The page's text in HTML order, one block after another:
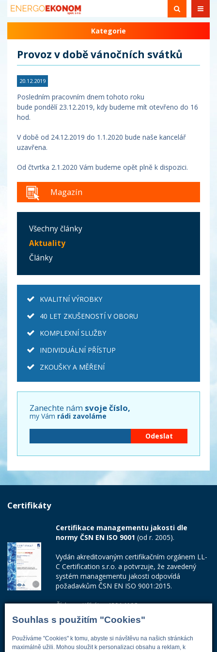
Souhlas s použitím "Cookies"
Používáme "Cookies" k tomu, abyste si návštěvu na našich stránkách
maximálně užili. Mohou sloužit k personalizaci obsahu a reklam, k
Kategorie
Provoz v době vánočních svátků
20.12.2019
Posledním pracovním dnem tohoto roku
bude pondělí 23.12.2019, kdy budeme mít otevřeno do 16
hod.
V době od 24.12.2019 do 1.1.2020 bude naše kancelář
uzavřena.
Od čtvrtka 2.1.2020 Vám budeme opět plně k dispozici.
Magazín
Všechny články
Aktuality
Články
KVALITNÍ VÝROBKY
40 LET ZKUŠENOSTÍ V OBORU
KOMPLEXNÍ SLUŽBY
INDIVIDUÁLNÍ PŘÍSTUP
ZKOUŠKY A MĚŘENÍ
Zanechte nám svoje číslo,
my Vám rádi zavoláme
Certifikáty
Certifikace managementu jakosti dle
normy ČSN EN ISO 9001 (od r. 2005).
Vydán akreditovaným certifikačním orgánem LL-
C Certification s.r.o. a potvrzuje, že zavedený
systém managementu jakosti odpovídá
požadavkům ČSN EN ISO 9001:2015.
Číslo certifikátu: 42014103
Adresa firmy